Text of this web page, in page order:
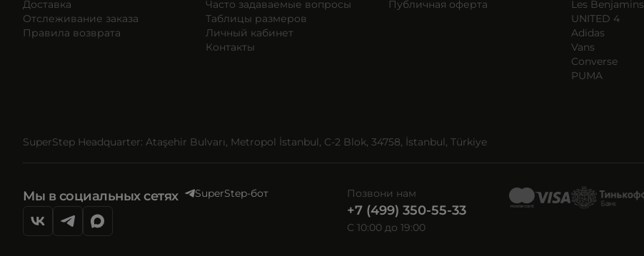
Доставка
Отслеживание заказа
Правила возврата
Часто задаваемые вопросы
Таблицы размеров
Личный кабинет
Контакты
Публичная оферта
Les Benjamins
UNITED 4
Adidas
Vans
Converse
PUMA
SuperStep Headquarter: Ataşehir Bulvarı, Metropol İstanbul, C-2 Blok, 34758, İstanbul, Türkiye
Мы в социальных сетях SuperStep-бот Позвони нам
+7 (499) 350-55-33
C 10:00 до 19:00